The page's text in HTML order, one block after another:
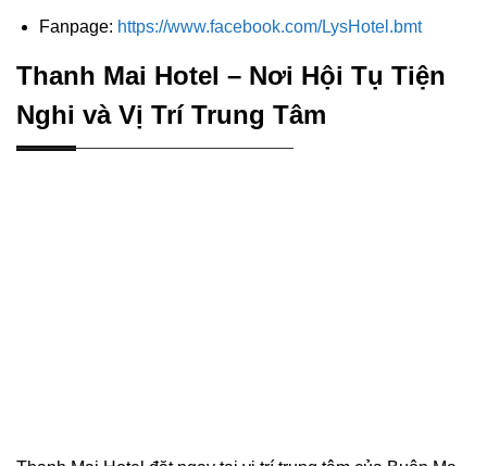
Fanpage: https://www.facebook.com/LysHotel.bmt
Thanh Mai Hotel – Nơi Hội Tụ Tiện
Nghi và Vị Trí Trung Tâm